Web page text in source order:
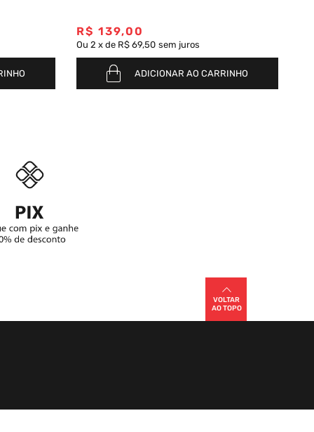
R$ 139,00
Ou 2 x de R$ 69,50 sem juros
ADICIONAR AO CARRINHO
VOLTAR
AO TOPO